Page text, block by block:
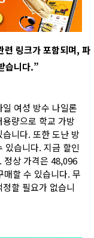
련 링크가 포함되며, 파
습니다.”
여성 방수 나일론
량으로 학교 가방
니다. 또한 도난 방
있습니다. 지금 할인
정상 가격은 48,096
할 수 있습니다. 무
할 필요가 없습니